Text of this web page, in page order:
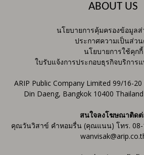
ABOUT US
นโยบายการคุ้มครองข้อมูล
ประกาศความเป็นส่ว
นโยบายการใช้คุกกี้
ใบรับแจ้งการประกอบธุรกิจบริการ
ARIP Public Company Limited 99/16-
Din Daeng, Bangkok 10400
สนใจลงโฆษณาติดต่
คุณวันวิสาข์ คำหอมรื่น (คุณแนน) โทร. 08-